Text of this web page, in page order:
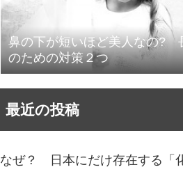
鼻の下が短いほど美人なの?
のための対策２つ
最近の投稿
なぜ？ 日本にだけ存在する「